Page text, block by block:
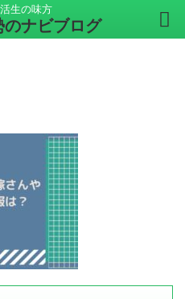
生の味方
ナビブログ